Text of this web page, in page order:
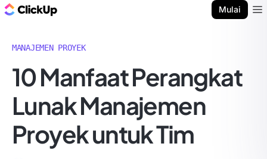
Mulai
MANAJEMEN PROYEK
10 Manfaat Perangkat
Lunak Manajemen
Proyek untuk Tim